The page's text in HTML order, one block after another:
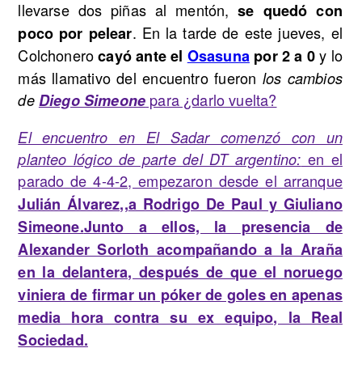
llevarse dos piñas al mentón,se quedó con
poco por pelear. En la tarde de este jueves, el
Colchonerocayó ante el Osasunapor 2 a 0y lo
más llamativo del encuentro fueron los cambios
de Diego Simeone para ¿darlo vuelta?
El encuentro en El Sadar comenzó con un
planteo lógico de parte del DT argentino: en el
parado de 4-4-2, empezaron desde el arranque
Julián Álvarez,,a Rodrigo De Paul y Giuliano
Simeone.Junto a ellos, la presencia de
Alexander Sorloth acompañando a la Araña
en la delantera, después de que el noruego
viniera de firmar un póker de goles en apenas
media hora contra su ex equipo, la Real
Sociedad.